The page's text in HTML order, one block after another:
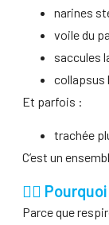
narines
voile du
saccules
collapsus
Et parfois :
trachée
C’est un
😮‍💨
Parce que